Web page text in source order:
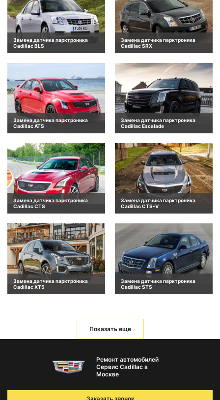
Замена датчика парктроника
Cadillac BLS
Замена датчика парктроника
Cadillac SRX
Замена датчика парктроника
Cadillac ATS
Замена датчика парктроника
Cadillac Escalade
Замена датчика парктроника
Cadillac CTS
Замена датчика парктроника
Cadillac CTS-V
Замена датчика парктроника
Cadillac XT5
Замена датчика парктроника
Cadillac STS
Показать еще
Ремонт автомобилей
Сервис Cadillac в
Москве